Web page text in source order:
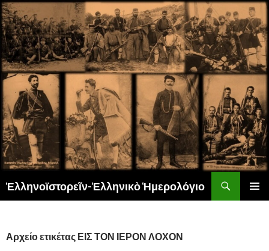
Ἑλληνοϊστορεῖν-Ἑλληνικὸ Ἡμερολόγιο
Αρχείο ετικέτας ΕΙΣ ΤΟΝ ΙΕΡΟΝ ΛΟΧΟΝ